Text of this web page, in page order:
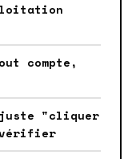
compte,
juste "cliquer
vérifier